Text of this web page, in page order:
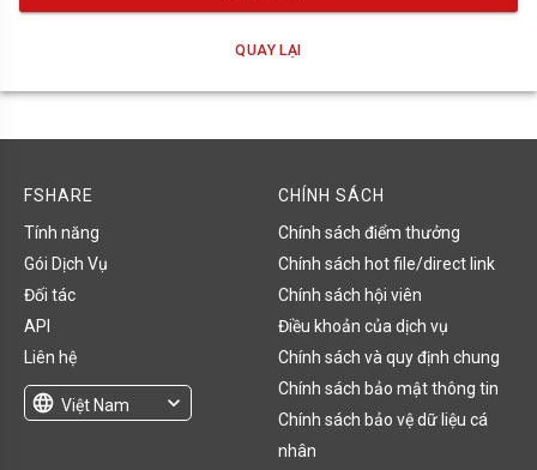
QUAY LẠI
FSHARE
Tính năng
Gói Dịch Vụ
Đối tác
API
Liên hệ
language Việt Nam
expand_more
CHÍNH SÁCH
Chính sách điểm thưởng
Chính sách hot file/direct link
Chính sách hội viên
Điều khoản của dịch vụ
Chính sách và quy định chung
Chính sách bảo mật thông tin
Chính sách bảo vệ dữ liệu cá
nhân